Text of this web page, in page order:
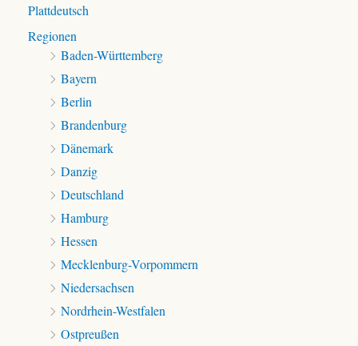
Plattdeutsch
Regionen
Baden-Württemberg
Bayern
Berlin
Brandenburg
Dänemark
Danzig
Deutschland
Hamburg
Hessen
Mecklenburg-Vorpommern
Niedersachsen
Nordrhein-Westfalen
Ostpreußen